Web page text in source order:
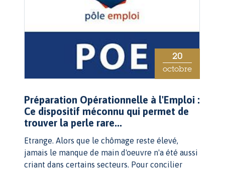
20
octobre
Préparation Opérationnelle à l'Emploi :
Ce dispositif méconnu qui permet de
trouver la perle rare...
Etrange. Alors que le chômage reste élevé,
jamais le manque de main d'oeuvre n'a été aussi
criant dans certains secteurs. Pour concilier